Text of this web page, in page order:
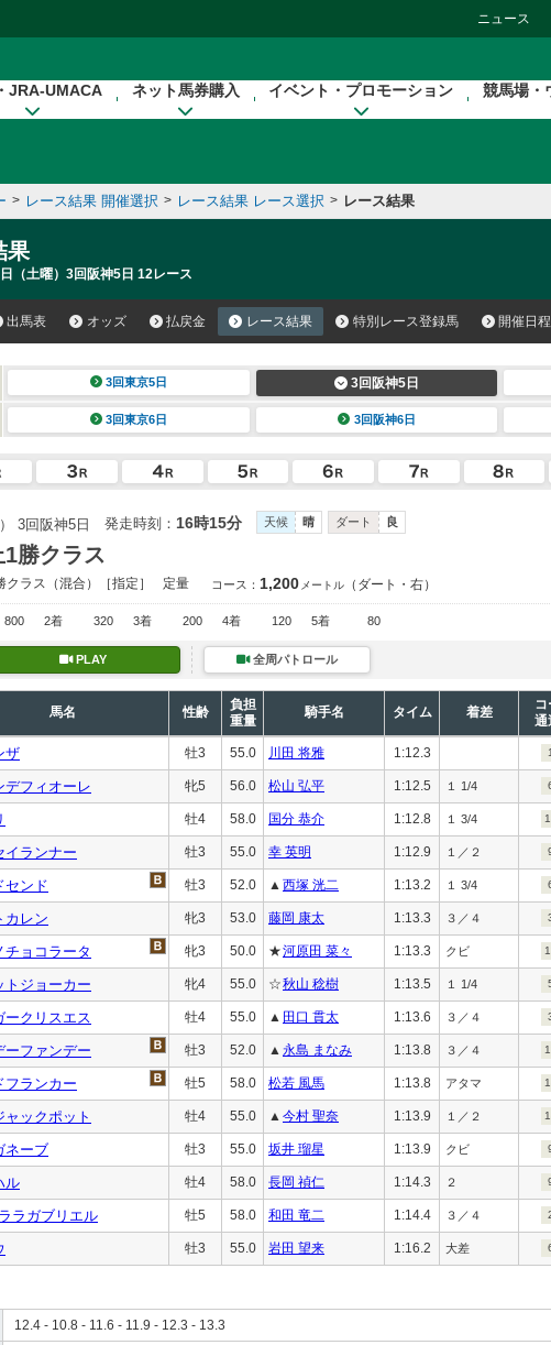
ニュース
JRA-UMACA ネット馬券購入 イベント・プロモーション 競馬場・
> レース結果 開催選択 > レース結果 レース選択 > レース結果
果
（土曜）3回阪神5日 12レース
出馬表 オッズ 払戻金 レース結果 特別レース登録馬 開催日程
3回東京5日 3回阪神5日
3回東京6日 3回阪神6日
3回阪神5日 発走時刻： 16時15分 天候 晴 ダート 良
勝クラス
クラス （混合）［指定］ 定量 コース： 1,200 メートル （ダート・右）
800 2着 320 3着 200 4着 120 5着 80
PLAY 全周パトロール
馬名 性齢
負担
重量
騎手名 タイム 着差
コ
通
ザ 牡3 55.0 川田 将雅 1:12.3 1
デフィオーレ 牝5 56.0 松山 弘平 1:12.5 １ 1/4
牡4 58.0 国分 恭介 1:12.8 １ 3/4
イランナー 牡3 55.0 幸 英明 1:12.9 １／２
センド 牡3 52.0 ▲ 西塚 洸二 1:13.2 １ 3/4
カレン 牝3 53.0 藤岡 康太 1:13.3 ３／４
チョコラータ 牝3 50.0 ★河原田 菜々 1:13.3 クビ
トジョーカー 牝4 55.0 ☆秋山 稔樹 1:13.5 １ 1/4
ークリスエス 牡4 55.0 ▲ 田口 貫太 1:13.6 ３／４
ーファンデー 牡3 52.0 ▲ 永島 まなみ 1:13.8 ３／４
フランカー 牡5 58.0 松若 風馬 1:13.8 アタマ
ャックポット 牡4 55.0 ▲ 今村 聖奈 1:13.9 １／２
ネーブ 牡3 55.0 坂井 瑠星 1:13.9 クビ
ル 牡4 58.0 長岡 禎仁 1:14.3 ２
ララガブリエル 牡5 58.0 和田 竜二 1:14.4 ３／４
牡3 55.0 岩田 望来 1:16.2 大差
12.4 - 10.8 - 11.6 - 11.9 - 12.3 - 13.3